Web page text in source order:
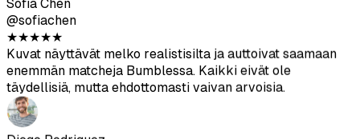
Diego Rodriguez
@diegorod
★★★★★
Olin aluksi skeptinen, mutta tulokset ovat vankat. AI-
generoidut kuvat sulautuvat hyvin omiin kuviini.